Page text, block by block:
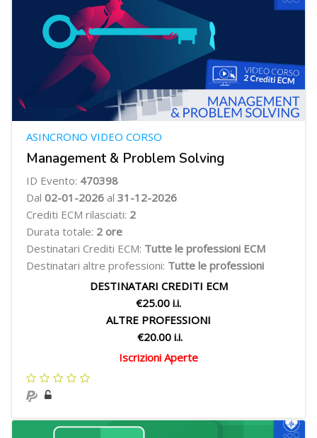
Management & Problem Solving
ASINCRONO VIDEO CORSO
ID Evento: 470398
Dal 02-01-2026 al 31-12-2026
Crediti ECM rilasciati: 2
Durata totale: 2 ore
Destinatari Crediti ECM: Tutte le professioni ECM
Destinatari altre professioni: Tutte le professioni
DESTINATARI CREDITI ECM
€25.00 i.i.
ALTRE PROFESSIONI
€20.00 i.i.
Iscrizioni Aperte